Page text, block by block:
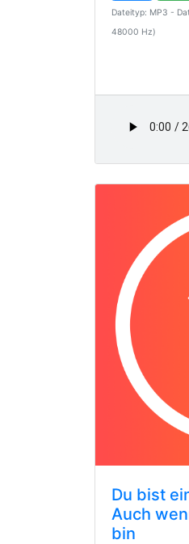
Dateityp: MP3 -
48000 Hz)
Du bist
Auch
bin